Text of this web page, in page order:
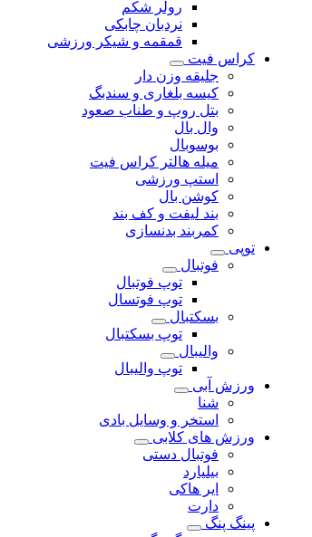
رولر شکم
نردبان چابکی
قمقمه و شیکر ورزشی
کراس فیت
جلیقه وزن دار
کیسه بلغاری و سندبگ
بتل روپ و طناب صعود
وال بال
بوسوبال
میله هالتر کراس فیت
استپ ورزشی
کوشن بال
بند لیفت و کف بند
کمربند بدنسازی
توپی
فوتبال
توپ فوتبال
توپ فوتسال
بسکتبال
توپ بسکتبال
والیبال
توپ والیبال
ورزش آبی
شنا
استخر و وسایل بادی
ورزش های کلابی
فوتبال دستی
بیلیارد
ایر هاکی
دارت
پینگ پنگ